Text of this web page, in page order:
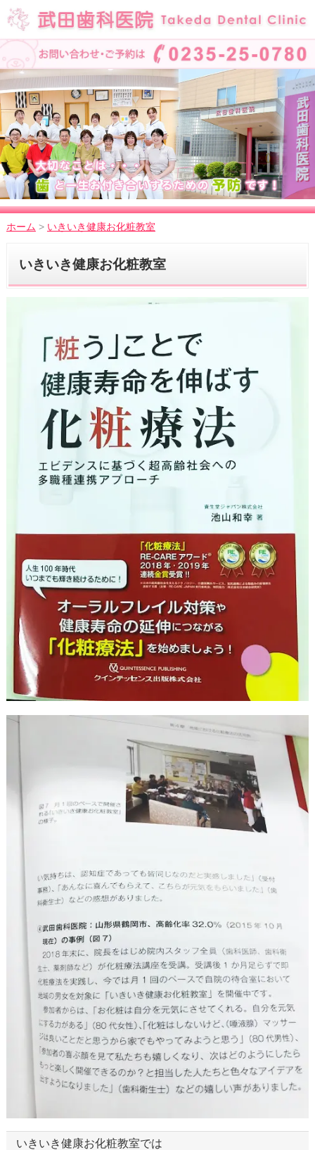
ホーム > いきいき健康お化粧教室
いきいき健康お化粧教室
いきいき健康お化粧教室では